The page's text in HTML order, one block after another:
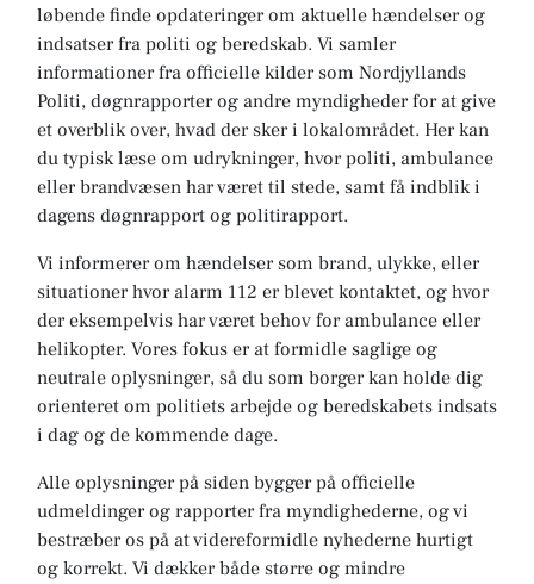
løbende finde opdateringer om aktuelle hændelser og
indsatser fra politi og beredskab. Vi samler
informationer fra officielle kilder som Nordjyllands
Politi, døgnrapporter og andre myndigheder for at give
et overblik over, hvad der sker i lokalområdet. Her kan
du typisk læse om udrykninger, hvor politi, ambulance
eller brandvæsen har været til stede, samt få indblik i
dagens døgnrapport og politirapport.
Vi informerer om hændelser som brand, ulykke, eller
situationer hvor alarm 112 er blevet kontaktet, og hvor
der eksempelvis har været behov for ambulance eller
helikopter. Vores fokus er at formidle saglige og
neutrale oplysninger, så du som borger kan holde dig
orienteret om politiets arbejde og beredskabets indsats
i dag og de kommende dage.
Alle oplysninger på siden bygger på officielle
udmeldinger og rapporter fra myndighederne, og vi
bestræber os på at videreformidle nyhederne hurtigt
og korrekt. Vi dækker både større og mindre